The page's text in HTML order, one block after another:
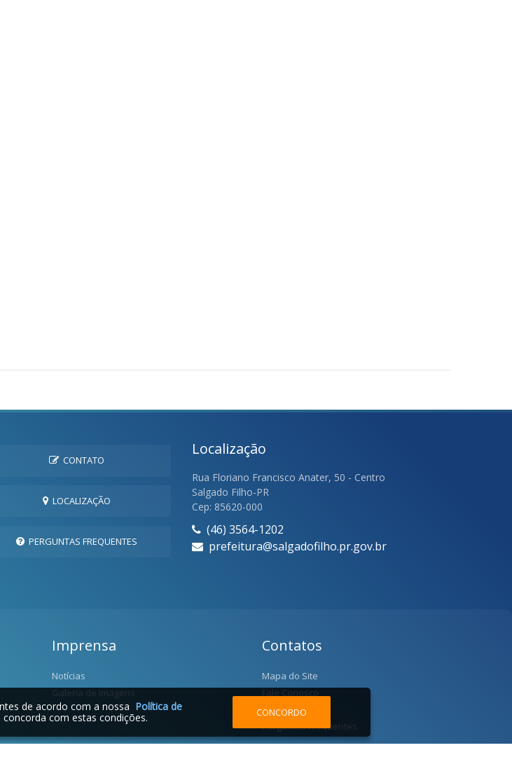
CONTATO
LOCALIZAÇÃO
PERGUNTAS FREQUENTES
Localização
Rua Floriano Francisco Anater, 50 - Centro
Salgado Filho-PR
Cep: 85620-000
(46) 3564-1202
prefeitura@salgadofilho.pr.gov.br
Imprensa
Notícias
Galeria de Imagens
Contatos
Mapa do Site
Fale Conosco
Localização
Perguntas Frequentes
de acordo com a nossa Política de
com estas condições. CONCORDO